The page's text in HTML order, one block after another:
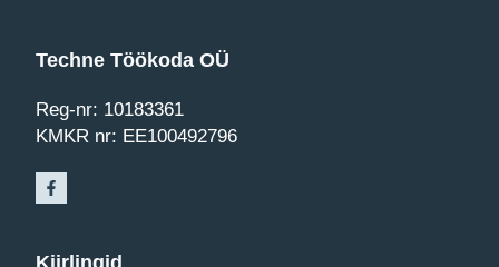
Techne Töökoda OÜ
Reg-nr: 10183361
KMKR nr: EE100492796
Kiirlingid